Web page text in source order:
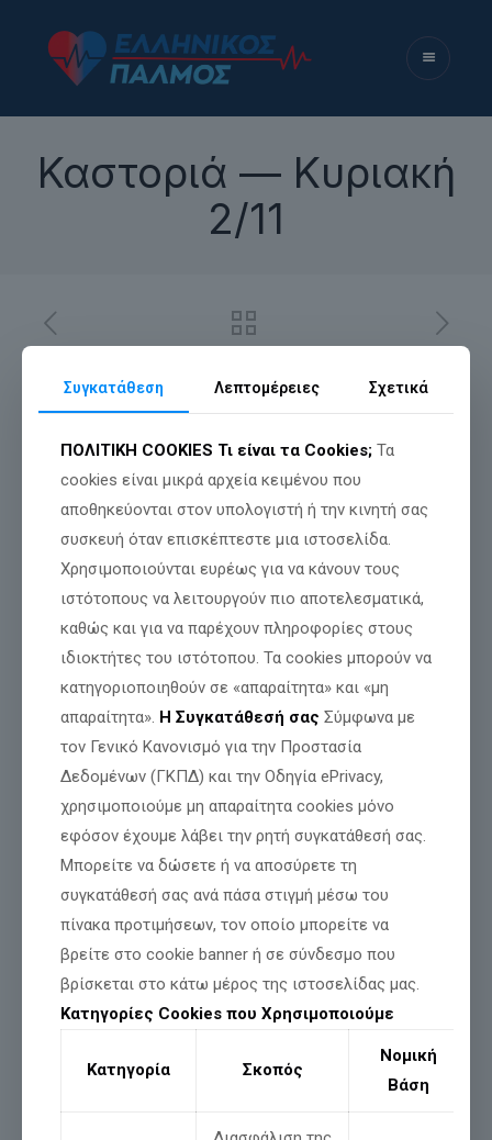
Καστοριά — Κυριακή
2/11
Οι πρόγονοί μας είπαν ΟΧΙ στους κατακτητές.
Εμείς λέμε ΟΧΙ στον ψηφιακό ολοκληρωτισμό.
ΚΟΙΝΗ ΑΝΑΚΟΙΝΩΣΗ ΑΓΩΝΑ & ΠΙΣΤΗΣ
EKSODOS
ΕΛΛΗΝΙΚΟΣ ΠΑΛΜΟΣ – ΠΑΝΕΛΛΗΝΙΑ ΚΙΝΗΣΗ ΚΑΤΑ ΤΟΥ
ΨΗΦΙΑΚΟΥ ΟΛΟΚΛΗΡΩΤΙΣΜΟΥ – ΕΣΤΙΑ ΠΑΤΕΡΙΚΩΝ ΜΕΛΕΤΩΝ
Ενώνουμε τις φωνές μας.
Ενώνουμε τον αγώνα μας.
➡️Ο Ελληνικός Παλμός στέκεται στο πλευρό της Κίνησης
«Έξοδος» και στηρίζει κάθε ελεύθερο Έλληνα που αρνείται να
παραδοθεί στη νέα εποχή του ψηφιακού ζυγού.
Γιατί η Ελλάδα γεννά Λεωνίδες, όχι QR codes.
Όσοι παίζετε με την ελευθερία του λαού,
ακούστε καλά:
ΕΛΛΗΝΕΣ ΕΙΜΑΣΤΕ — ΔΕΝ ΜΑΣ ΚΟΥΜΑΝΤΑΡΕΤΕ ΜΕ ΚΟΥΜΠΙΑ.
Ο Ελληνικός Παλμός θα είναι εκεί όπου χτυπά η καρδιά της
ελευθερίας.
Συγκατάθεση Λεπτομέρειες Σχετικά
ΠΟΛΙΤΙΚΗ COOKIES Τι είναι τα Cookies; Τα
cookies είναι μικρά αρχεία κειμένου που
αποθηκεύονται στον υπολογιστή ή την κινητή σας
συσκευή όταν επισκέπτεστε μια ιστοσελίδα.
Χρησιμοποιούνται ευρέως για να κάνουν τους
ιστότοπους να λειτουργούν πιο αποτελεσματικά,
καθώς και για να παρέχουν πληροφορίες στους
ιδιοκτήτες του ιστότοπου. Τα cookies μπορούν να
κατηγοριοποιηθούν σε «απαραίτητα» και «μη
απαραίτητα». Η Συγκατάθεσή σας Σύμφωνα με
τον Γενικό Κανονισμό για την Προστασία
Δεδομένων (ΓΚΠΔ) και την Οδηγία ePrivacy,
χρησιμοποιούμε μη απαραίτητα cookies μόνο
εφόσον έχουμε λάβει την ρητή συγκατάθεσή σας.
Μπορείτε να δώσετε ή να αποσύρετε τη
συγκατάθεσή σας ανά πάσα στιγμή μέσω του
πίνακα προτιμήσεων, τον οποίο μπορείτε να
βρείτε στο cookie banner ή σε σύνδεσμο που
βρίσκεται στο κάτω μέρος της ιστοσελίδας μας.
Κατηγορίες Cookies που Χρησιμοποιούμε
Κατηγορία Σκοπός
Νομική
Βάση